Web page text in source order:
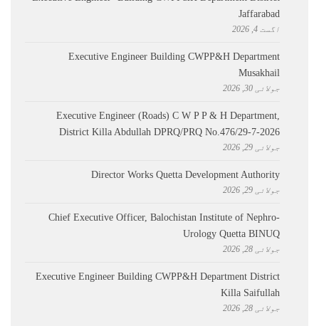
Jaffarabad
اگست 4, 2026
Executive Engineer Building CWPP&H Department
Musakhail
جولائی 30, 2026
Executive Engineer (Roads) C W P P & H Department,
District Killa Abdullah ​DPRQ/PRQ No.476/29-7-2026
جولائی 29, 2026
Director Works Quetta Development Authority
جولائی 29, 2026
Chief Executive Officer, Balochistan Institute of Nephro-
Urology Quetta BINUQ
جولائی 28, 2026
Executive Engineer Building CWPP&H Department District
Killa Saifullah
جولائی 28, 2026